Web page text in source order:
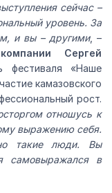
сейчас –
уровень. За
и вы – другими, –
Сергей
фестиваля «Наше
камазовского
рост.
отношусь к
выражению себя.
такие люди. Вы
самовыражался в